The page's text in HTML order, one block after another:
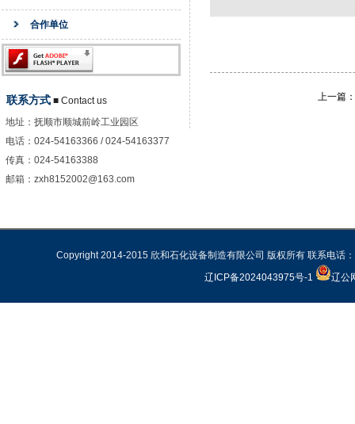
合作单位
联系方式 ■ Contact us
地址：
电话：
传真：
邮箱：
抚顺市顺城前岭工业园区
024-54163366 / 024-54163377
024-54163388
zxh8152002@163.com
上一篇
Copyright 2014-2015 欣和石化设备制造有限公司 版权所有 联系电
辽ICP备2024043975号-1
辽公